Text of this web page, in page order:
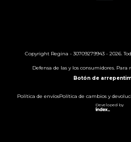
Copyright Regina - 30709279943 - 2026.
Defensa de las y los consumidores. Para
Botón de
Política de envíosPolítica de cambios y
Developed by